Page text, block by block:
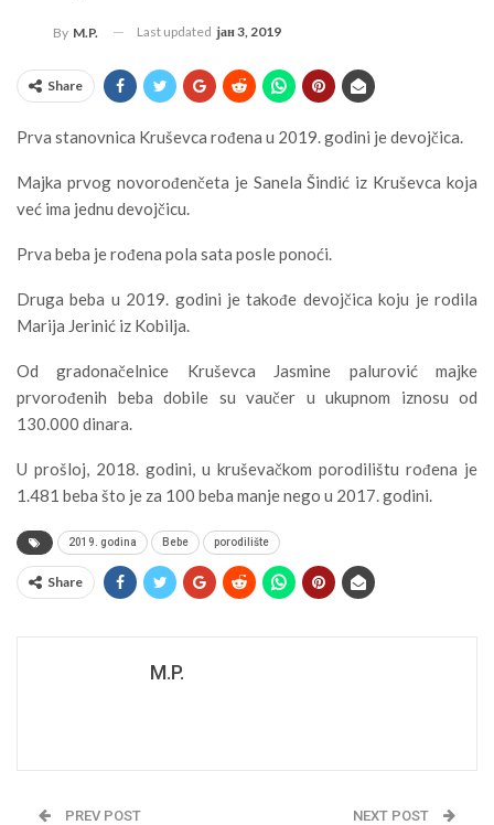
By M.P. Last updated јан 3, 2019
Share
Prva stanovnica Kruševca rođena u 2019. godini je devojčica.
Majka prvog novorođenčeta je Sanela Šindić iz Kruševca koja
već ima jednu devojčicu.
Prva beba je rođena pola sata posle ponoći.
Druga beba u 2019. godini je takođe devojčica koju je rodila
Marija Jerinić iz Kobilja.
Od gradonačelnice Kruševca Jasmine palurović majke
prvorođenih beba dobile su vaučer u ukupnom iznosu od
130.000 dinara.
U prošloj, 2018. godini, u kruševačkom porodilištu rođena je
1.481 beba što je za 100 beba manje nego u 2017. godini.
2019. godina Bebe porodilište
Share
M.P.
PREV POST NEXT POST